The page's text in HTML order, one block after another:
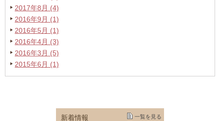
2017年8月 (4)
2016年9月 (1)
2016年5月 (1)
2016年4月 (3)
2016年3月 (5)
2015年6月 (1)
新着情報 一覧を見る